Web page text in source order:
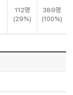
112명
(29%)
389명
(100%)